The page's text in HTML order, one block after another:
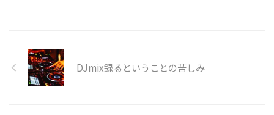
DJmix録るということの苦しみ